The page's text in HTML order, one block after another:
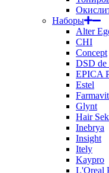
Наборы
Alter
CHI
Concept
DSD de
EPICA
Estel
Glynt
Hair
Inebrya
Insight
Itely
Kaypro
L'Oreal